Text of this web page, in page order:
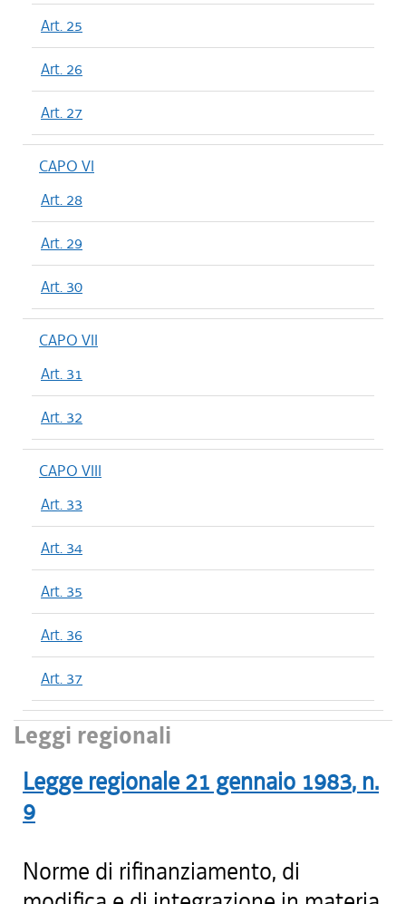
Art. 25
Art. 26
Art. 27
CAPO VI
Art. 28
Art. 29
Art. 30
CAPO VII
Art. 31
Art. 32
CAPO VIII
Art. 33
Art. 34
Art. 35
Art. 36
Art. 37
Leggi regionali
Legge regionale 21 gennaio 1983, n.
9
Norme di rifinanziamento, di